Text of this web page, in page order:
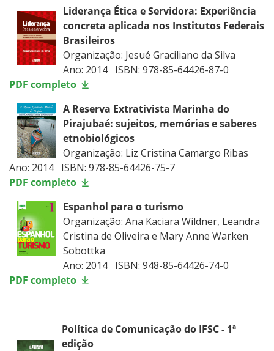
Liderança Ética e Servidora: Experiência
concreta aplicada nos Institutos Federais
Brasileiros
Organização: Jesué Graciliano da Silva
Ano: 2014 ISBN: 978-85-64426-87-0
PDF completo
A Reserva Extrativista Marinha do
Pirajubaé: sujeitos, memórias e saberes
etnobiológicos
Organização: Liz Cristina Camargo Ribas
Ano: 2014 ISBN: 978-85-64426-75-7
PDF completo
Espanhol para o turismo
Organização: Ana Kaciara Wildner, Leandra
Cristina de Oliveira e Mary Anne Warken
Sobottka
Ano: 2014 ISBN: 948-85-64426-74-0
PDF completo
Política de Comunicação do IFSC - 1ª
edição